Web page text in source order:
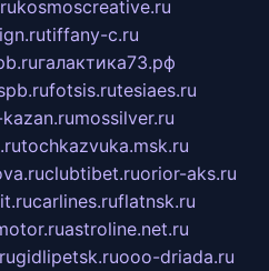
kosmoscreative.ru
tiffany-c.ru
галактика73.рф
fotsis.rutesiaes.ru
mossilver.ru
tochkazvuka.msk.ru
clubtibet.ruorior-aks.ru
carlines.ruflatnsk.ru
astroline.net.ru
gidlipetsk.ruooo-driada.ru